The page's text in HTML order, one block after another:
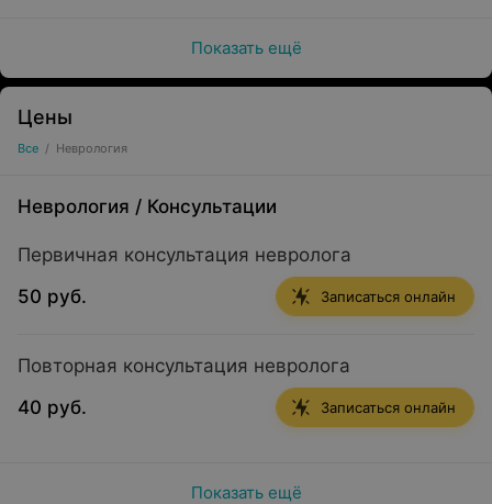
Показать ещё
Цены
Все / Неврология
Неврология / Консультации
Первичная консультация невролога
50 руб.
Записаться онлайн
Повторная консультация невролога
40 руб.
Записаться онлайн
Показать ещё